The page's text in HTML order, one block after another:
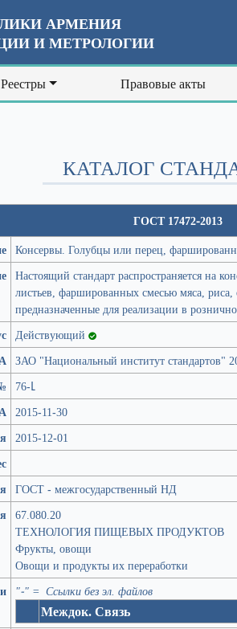
АРМЕНИЯ
И МЕТРОЛОГИИ
Реестры Правовые акты
КАТАЛОГ
ГОСТ 17472-2013
Консервы. Голубцы или перец,
Настоящий стандарт распространяется на
листьев, фаршированных смесью мяса,
предназначенные для реализации в
Действующий
ЗАО "Национальный институт стандартов"
76-Լ
2015-11-30
2015-12-01
ГОСТ - межгосударственный НД
67.080.20
ТЕХНОЛОГИЯ ПИЩЕВЫХ ПРОДУКТОВ
Фрукты, овощи
Овощи и продукты их переработки
"-" = Ссылки без эл. файлов
Междок. Связь